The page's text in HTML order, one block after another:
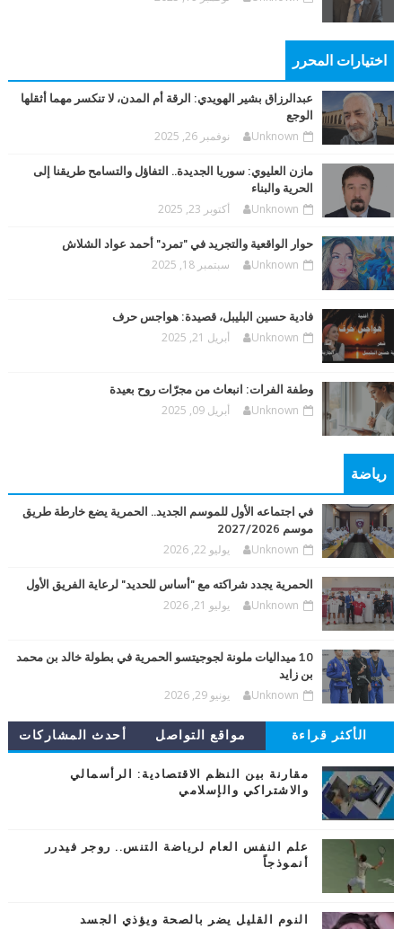
اختيارات المحرر
عبدالرزاق بشير الهويدي: الرقة أم المدن، لا تنكسر مهما أثقلها
الوجع
Unknown نوفمبر 26, 2025
مازن العليوي: سوريا الجديدة.. التفاؤل والتسامح طريقنا إلى
الحرية والبناء
Unknown أكتوبر 23, 2025
حوار الواقعية والتجريد في "تمرد" أحمد عواد الشلاش
Unknown سبتمبر 18, 2025
فادية حسين البليبل، قصيدة: هواجس حرف
Unknown أبريل 21, 2025
وطفة الفرات: انبعاث من مجرّات روح بعيدة
Unknown أبريل 09, 2025
رياضة
في اجتماعه الأول للموسم الجديد.. الحمرية يضع خارطة طريق
موسم 2027/2026
Unknown يوليو 22, 2026
الحمرية يجدد شراكته مع "أساس للحديد" لرعاية الفريق الأول
Unknown يوليو 21, 2026
10 ميداليات ملونة لجوجيتسو الحمرية في بطولة خالد بن محمد
بن زايد
Unknown يونيو 29, 2026
الأكثر قراءة مواقع التواصل أحدث المشاركات
مقارنة بين النظم الاقتصادية: الرأسمالي
والاشتراكي والإسلامي
علم النفس العام لرياضة التنس.. روجر فيدرر
أنموذجاً
النوم القليل يضر بالصحة ويؤذي الجسد